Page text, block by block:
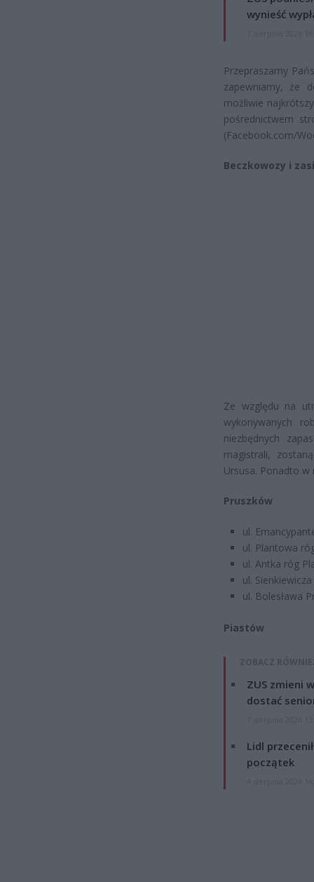
wynieść
Przepraszamy
zapewniamy, że
możliwie
pośrednictwem
(Facebook.com/
Beczkowozy i
Ze względu na
wykonywanych
niezbędnych
magistrali,
Ursusa. Ponadto
Pruszków
ul.
ul. Plantowa
ul. Antka róg
ul.
ul. Bolesława
Piastów
ZOBACZ
ZUS zmieni
dostać
Lidl
początek